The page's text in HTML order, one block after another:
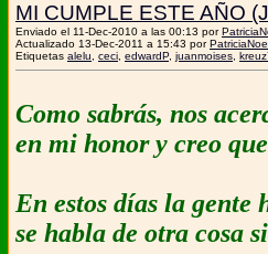
MI CUMPLE ESTE AÑO
Enviado el 11-Dec-2010 a las 00:13 por
Actualizado 13-Dec-2011 a 15:43 por
Etiquetas alelu, ceci, edwardP, juanmoises,
Como sabrás, nos
en mi honor y creo
En estos días la gente
se habla de otra cosa